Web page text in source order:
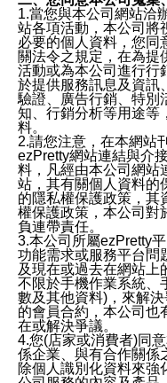
1.當您與本公司網站洽
站各項活動，本公司將
必要的個人資料，您同
關法令之規定，在為提
活動或為本公司進行行
於提供服務訊息及資訊
驗證、廣告行銷、特別
知、行銷分析等用途等
料。
2.請您注意，在本網站
ezPretty網站連結與介
料，凡經由本公司網站
站，其有關個人資料的
的隱私權保護政策，其
權保護政策，本公司對
負連帶責任。
3.本公司所屬ezPretty
功能需求或服務平台問
及現在或過去在網站上
不限於手機作業系統、
數及其他資料)，來解
的會員合約，本公司也
在或解決爭議。
4.您(店家或消費者)同
係企業、與有合作關係
除個人識別化資料來強